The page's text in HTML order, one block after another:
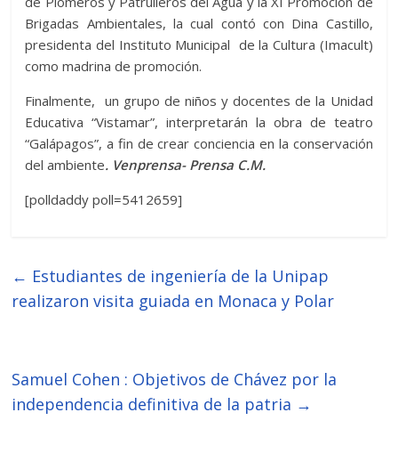
Brigadas Ambientales, la cual contó con Dina Castillo,
presidenta del Instituto Municipal de la Cultura (Imacult)
como madrina de promoción.
Finalmente, un grupo de niños y docentes de la Unidad
Educativa “Vistamar”, interpretarán la obra de teatro
“Galápagos”, a fin de crear conciencia en la conservación
del ambiente. Venprensa- Prensa C.M.
[polldaddy poll=5412659]
← Estudiantes de ingeniería de la Unipap
realizaron visita guiada en Monaca y Polar
Samuel Cohen : Objetivos de Chávez por la
independencia definitiva de la patria →